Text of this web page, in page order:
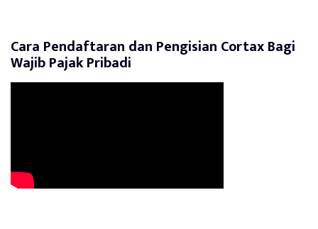
Cara Pendaftaran dan Pengisian Cortax Bagi
Wajib Pajak Pribadi